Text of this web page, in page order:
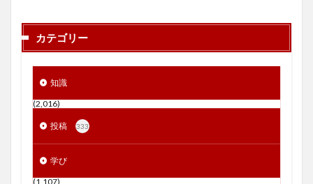
カテゴリー
知識
(2,016)
投稿 333
学び
(1,107)